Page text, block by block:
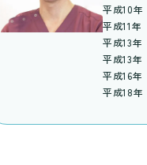
平成10年
平成11年
平成13年
平成13年
平成16年
平成18年